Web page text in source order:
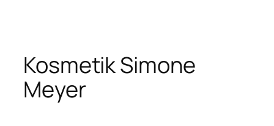
springen
Kosmetik Simone
Meyer